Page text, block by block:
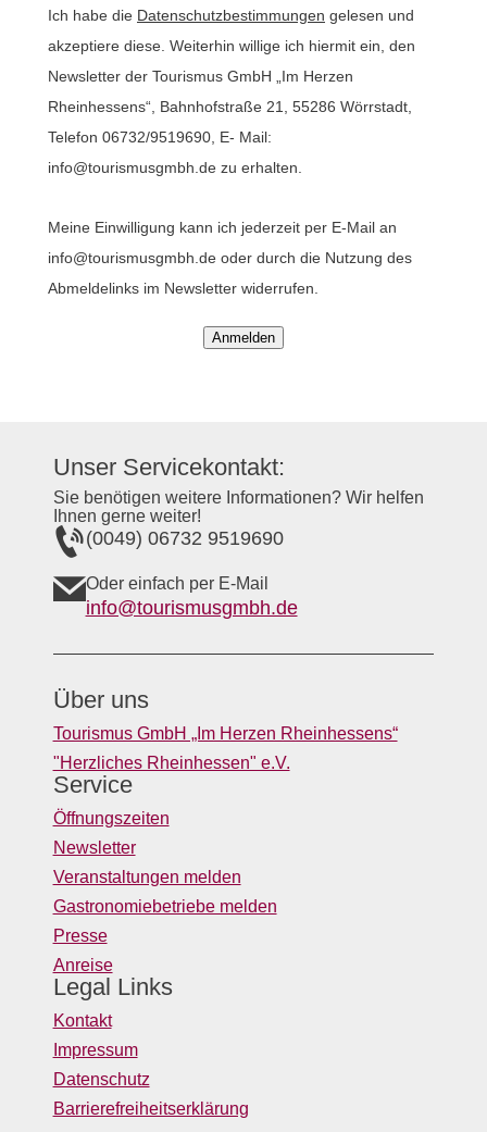
Ich habe die Datenschutzbestimmungen gelesen und
akzeptiere diese. Weiterhin willige ich hiermit ein, den
Newsletter der Tourismus GmbH „Im Herzen
Rheinhessens“, Bahnhofstraße 21, 55286 Wörrstadt,
Telefon 06732/9519690, E- Mail:
info@tourismusgmbh.de zu erhalten.
Meine Einwilligung kann ich jederzeit per E-Mail an
info@tourismusgmbh.de oder durch die Nutzung des
Abmeldelinks im Newsletter widerrufen.
Anmelden
Unser Servicekontakt:
Sie benötigen weitere Informationen? Wir helfen
Ihnen gerne weiter!
(0049) 06732 9519690
Oder einfach per E-Mail
info@tourismusgmbh.de
Über uns
Tourismus GmbH „Im Herzen Rheinhessens“
"Herzliches Rheinhessen" e.V.
Service
Öffnungszeiten
Newsletter
Veranstaltungen melden
Gastronomiebetriebe melden
Presse
Anreise
Legal Links
Kontakt
Impressum
Datenschutz
Barrierefreiheitserklärung